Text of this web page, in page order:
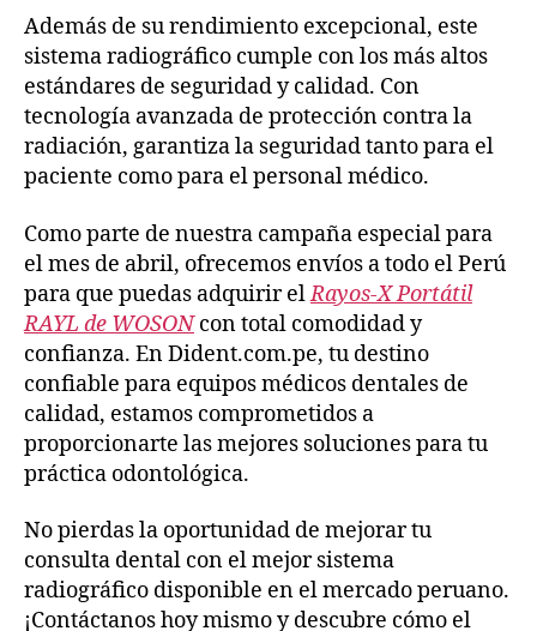
Además de su rendimiento excepcional, este
sistema radiográfico cumple con los más altos
estándares de seguridad y calidad. Con
tecnología avanzada de protección contra la
radiación, garantiza la seguridad tanto para el
paciente como para el personal médico.
Como parte de nuestra campaña especial para
el mes de abril, ofrecemos envíos a todo el Perú
para que puedas adquirir elRayos-X Portátil
RAYL de WOSONcon total comodidad y
confianza. En Dident.com.pe, tu destino
confiable para equipos médicos dentales de
calidad, estamos comprometidos a
proporcionarte las mejores soluciones para tu
práctica odontológica.
No pierdas la oportunidad de mejorar tu
consulta dental con el mejor sistema
radiográfico disponible en el mercado peruano.
¡Contáctanos hoy mismo y descubre cómo el